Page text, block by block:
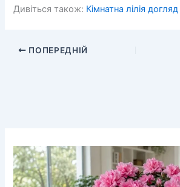
Дивіться також: Кімнатна лілія догляд
ПОПЕРЕДНІЙ